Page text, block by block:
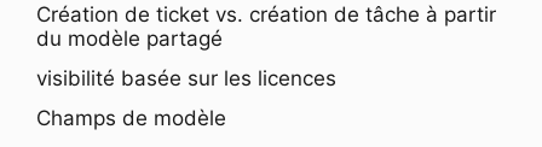
Création de ticket vs. création de tâche à partir
du modèle partagé
visibilité basée sur les licences
Champs de modèle